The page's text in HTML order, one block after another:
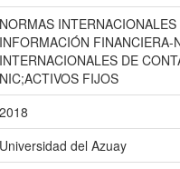
NORMAS INTERNACIONALES
INFORMACIÓN FINANCIERA-
INTERNACIONALES DE
NIC;ACTIVOS FIJOS
2018
Universidad del Azuay